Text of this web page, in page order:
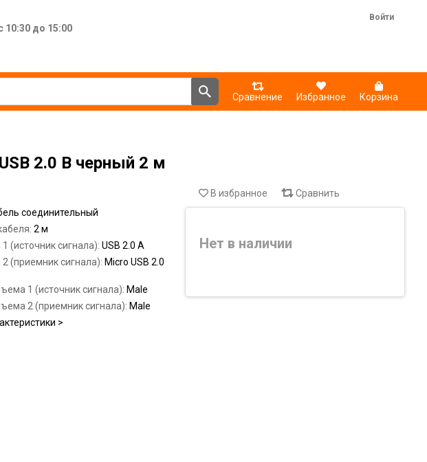
10:30 до 15:00
Войти
Сравнение Избранное Корзина
2.0 B черный 2 м
соединительный
2 м
(источник сигнала): USB 2.0 A
(приемник сигнала): Micro USB 2.0
1 (источник сигнала): Male
2 (приемник сигнала): Male
>
В избранное Сравнить
Нет в наличии